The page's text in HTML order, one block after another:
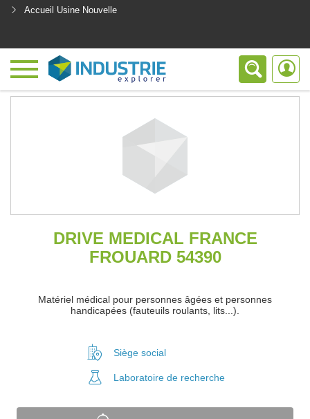
Accueil Usine Nouvelle
DRIVE MEDICAL FRANCE
FROUARD 54390
Matériel médical pour personnes âgées et personnes
handicapées (fauteuils roulants, lits...).
Siège social
Laboratoire de recherche